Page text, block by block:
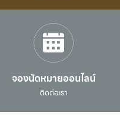
จองนัดหมายออนไลน์
ติดต่อเรา